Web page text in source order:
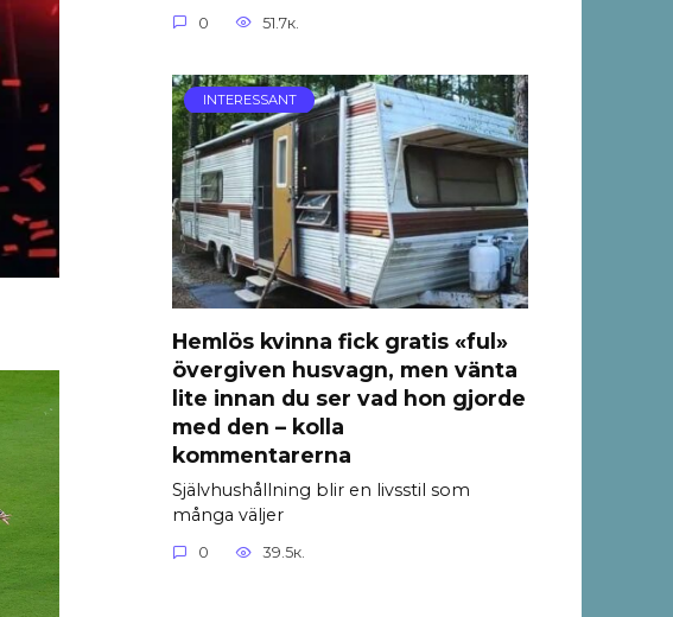
0 51.7к.
INTERESSANT
Hemlös kvinna fick gratis «ful»
övergiven husvagn, men vänta
lite innan du ser vad hon gjorde
med den – kolla
kommentarerna
Självhushållning blir en livsstil som
många väljer
0 39.5к.